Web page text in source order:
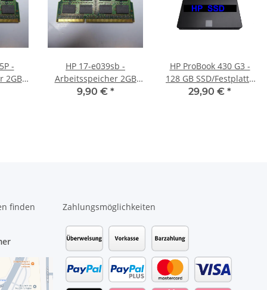
-
2GB
HP 17-e039sb -
Arbeitsspeicher 2GB
RAM Memory DDR3
9,90 € *
HP ProBook 430 G3 -
128 GB SSD/Festplatte
SATA
29,90 € *
finden
Zahlungsmöglichkeiten